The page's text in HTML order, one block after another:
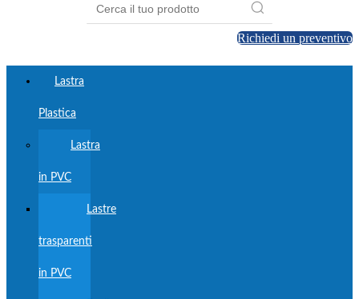
Richiedi un preventivo
Lastra
Plastica
Lastra
in PVC
Lastre
trasparenti
in PVC